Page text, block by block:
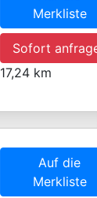
Merkliste
Sofort
17,24 km
Auf die
Merkliste